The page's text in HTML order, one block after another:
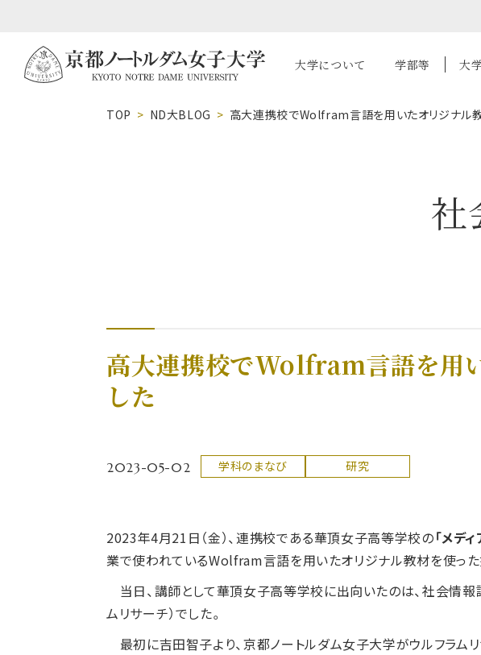
大学について 学部等 大
TOP ND大BLOG 高大連携校でWolfram言語を用いたオリジナル
社
高大連携校でWolfram言語を用
した
2023-05-02 学科のまなび 研究
2023年4月21日（金）、連携校である華頂女子高等学校の「メデ
業で使われているWolfram言語を用いたオリジナル教材を使った
当日、講師として華頂女子高等学校に出向いたのは、社会情
ムリサーチ）でした。
最初に吉田智子より、京都ノートルダム女子大学がウルフラ